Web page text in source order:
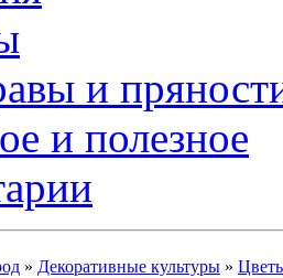
и
и полезное
» Декоративные культуры »